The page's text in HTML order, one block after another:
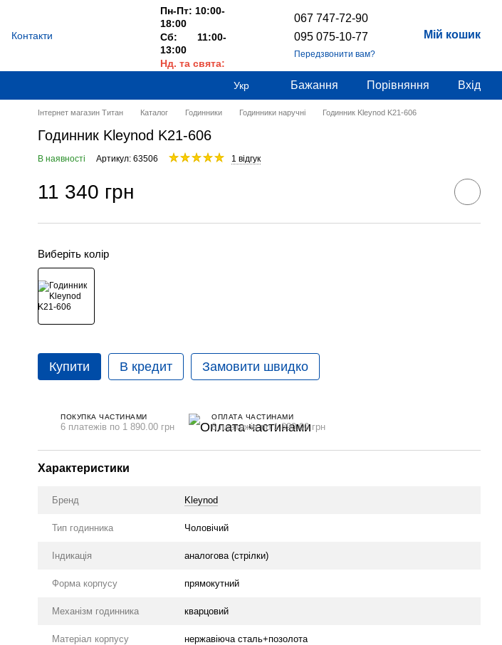
Контакти
Пн-Пт: 10:00-
18:00
Сб: 11:00-
13:00
Нд. та свята:
067 747-72-90
095 075-10-77
Передзвонити вам?
Мій кошик
Укр Бажання Порівняння Вхід
Інтернет магазин Титан Каталог Годинники Годинники наручні Годинник Kleynod K21-606
Годинник Kleynod K21-606
В наявності Артикул: 63506 1 відгук
11 340 грн
Виберіть колір
Купити В кредит Замовити швидко
ПОКУПКА ЧАСТИНАМИ
6 платежів по 1 890.00 грн
ОПЛАТА ЧАСТИНАМИ
6 платежів по 1 890.00 грн
Характеристики
Бренд Kleynod
Тип годинника Чоловічий
Індикація аналогова (стрілки)
Форма корпусу прямокутний
Механізм годинника кварцовий
Матеріал корпусу нержавіюча сталь+позолота